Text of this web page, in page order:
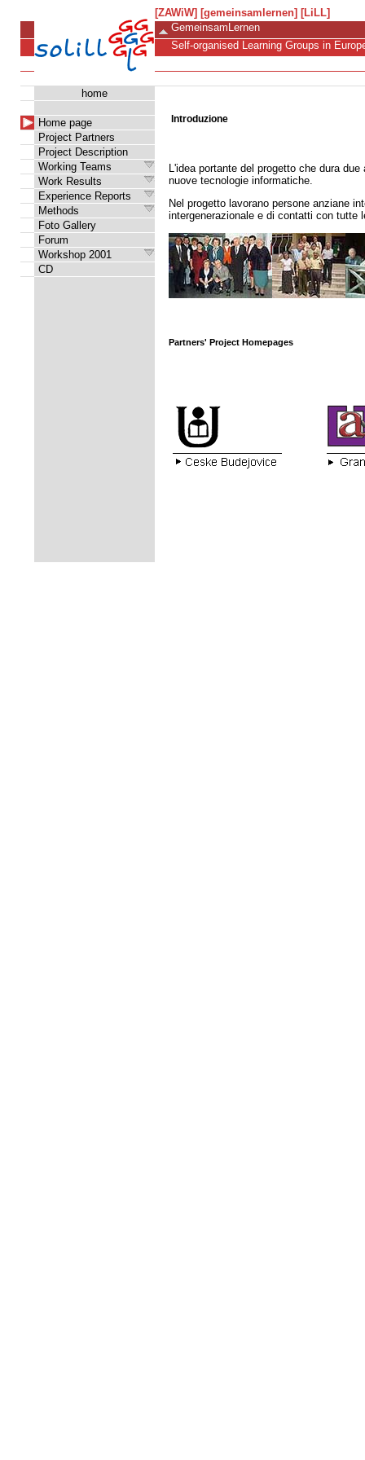
[ZAWiW] [gemeinsamlernen] [LiLL]
GemeinsamLernen
Self-organised Learning Groups in
home
Home page
Project Partners
Project Description
Working Teams
Work Results
Experience Reports
Methods
Foto Gallery
Forum
Workshop 2001
CD
Introduzione
L'idea portante del progetto che dura
nuove tecnologie informatiche.
Nel progetto lavorano persone anziane
intergenerazionale e di contatti con tutte
Partners' Project Homepages